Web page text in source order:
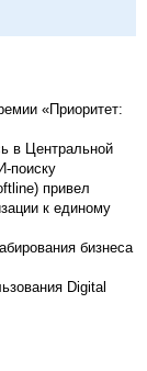
«Приоритет:
в Центральной
поиску
привел
к единому
бизнеса
Digital